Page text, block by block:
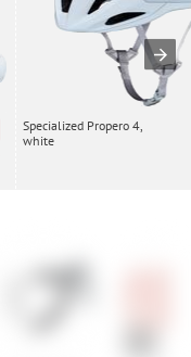
Specialized Propero 4,
white